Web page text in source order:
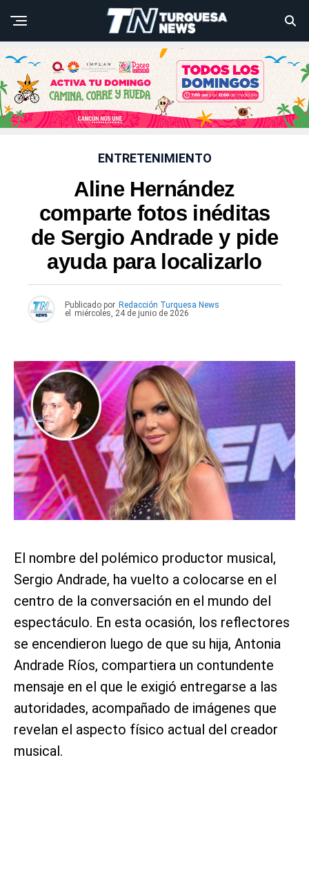
ENTRETENIMIENTO
Aline Hernández
comparte fotos inéditas
de Sergio Andrade y pide
ayuda para localizarlo
Publicado por Redacción Turquesa News
el
miércoles, 24 de junio de 2026
El nombre del polémico productor musical,
Sergio Andrade, ha vuelto a colocarse en el
centro de la conversación en el mundo del
espectáculo. En esta ocasión, los reflectores
se encendieron luego de que su hija, Antonia
Andrade Ríos, compartiera un contundente
mensaje en el que le exigió entregarse a las
autoridades, acompañado de imágenes que
revelan el aspecto físico actual del creador
musical.